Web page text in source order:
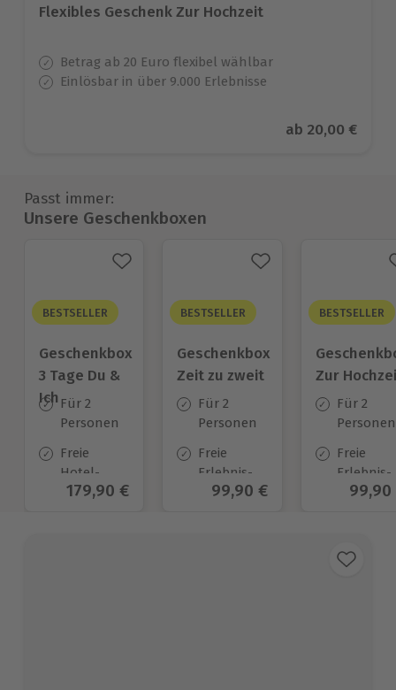
Flexibles Geschenk Zur Hochzeit
Betrag ab 20 Euro flexibel wählbar
Einlösbar in über 9.000 Erlebnisse
Aktueller Preis
ab 20,00 €
Passt immer:
Unsere Geschenkboxen
BESTSELLER
Geschenkbox
3 Tage Du &
Ich Für 2
Personen
Freie
Hotel-
Auswahl
Aktueller Preis
179,90 €
BESTSELLER
Geschenkbox
Zeit zu zweit
Für 2
Personen
Freie
Erlebnis-
Auswahl
Aktueller Preis
99,90 €
BESTSELLER
Zur
Für 2
Personen
Freie
Erlebnis-
Auswahl
99,90